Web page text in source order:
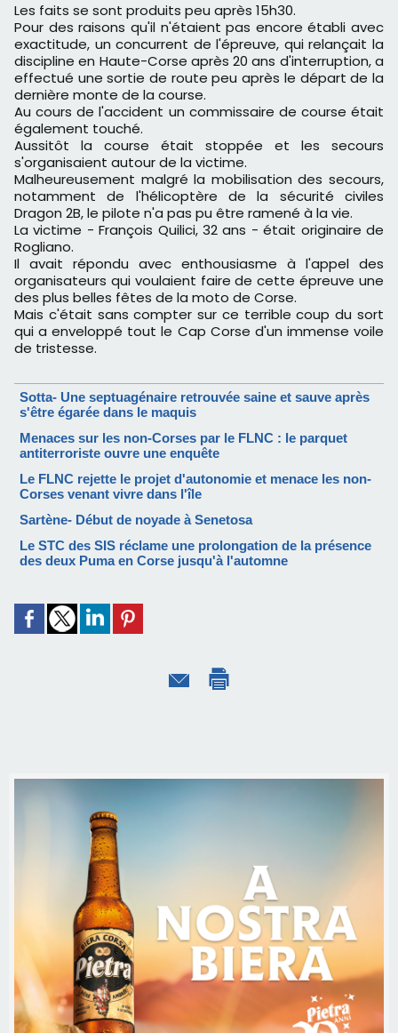
Les faits se sont produits peu après 15h30.
Pour des raisons qu'il n'étaient pas encore établi avec
exactitude, un concurrent de l'épreuve, qui relançait la
discipline en Haute-Corse après 20 ans d'interruption, a
effectué une sortie de route peu après le départ de la
dernière monte de la course.
Au cours de l'accident un commissaire de course était
également touché.
Aussitôt la course était stoppée et les secours
s'organisaient autour de la victime.
Malheureusement malgré la mobilisation des secours,
notamment de l'hélicoptère de la sécurité civiles
Dragon 2B, le pilote n'a pas pu être ramené à la vie.
La victime - François Quilici, 32 ans - était originaire de
Rogliano.
Il avait répondu avec enthousiasme à l'appel des
organisateurs qui voulaient faire de cette épreuve une
des plus belles fêtes de la moto de Corse.
Mais c'était sans compter sur ce terrible coup du sort
qui a enveloppé tout le Cap Corse d'un immense voile
de tristesse.
Sotta- Une septuagénaire retrouvée saine et sauve après
s'être égarée dans le maquis
Menaces sur les non-Corses par le FLNC : le parquet
antiterroriste ouvre une enquête
Le FLNC rejette le projet d'autonomie et menace les non-
Corses venant vivre dans l'île
Sartène- Début de noyade à Senetosa
Le STC des SIS réclame une prolongation de la présence
des deux Puma en Corse jusqu'à l'automne